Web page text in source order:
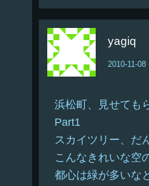
yagiq
2010-11-08
浜松町、見せても
Part1
スカイツリー、だ
こんなきれいな空
都心は緑が多いな